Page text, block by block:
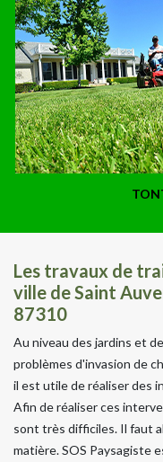
Les travaux de
ville de Saint
87310
Au niveau des jardins et
problèmes d'invasion de
il est utile de réaliser des
Afin de réaliser ces
sont très difficiles. Il faut
matière. SOS Paysagiste